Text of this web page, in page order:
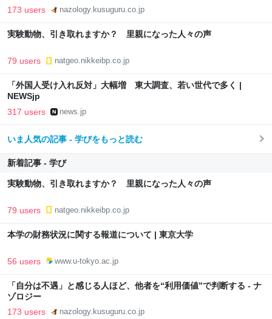
173 users nazology.kusuguru.co.jp
実験動物、引き取れますか？ 里親になった人々の声
79 users natgeo.nikkeibp.co.jp
「外国人受け入れ反対」大幅増 東大調査、若い世代で多く |
NEWSjp
317 users news.jp
いま人気の記事 - 学びをもっと読む
新着記事 - 学び
実験動物、引き取れますか？ 里親になった人々の声
79 users natgeo.nikkeibp.co.jp
本学の財務状況に関する報道について | 東京大学
56 users www.u-tokyo.ac.jp
「自分は不遇」と感じる人ほど、他者を“利用価値”で判断する - ナ
ゾロジー
173 users nazology.kusuguru.co.jp